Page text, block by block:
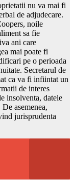
nu va mai fi
de adjudecare.
noile
sa fie
ani care
mai poate fi
pe o perioada
Secretarul de
ca va fi infiintat un
de interes
insolventa, datele
asemenea,
jurisprudenta